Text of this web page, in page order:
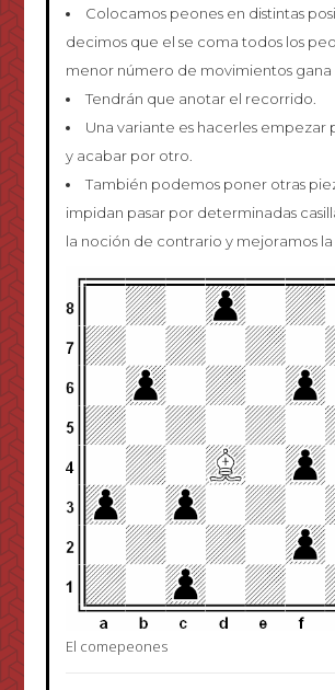
Colocamos peones en distintas
decimos que el se coma todos los
menor número de movimientos gana
Tendrán que anotar el recorrido.
Una variante es hacerles empezar
y acabar por otro.
También podemos poner otras
impidan pasar por determinadas
la noción de contrario y mejoramos la
El comepeones